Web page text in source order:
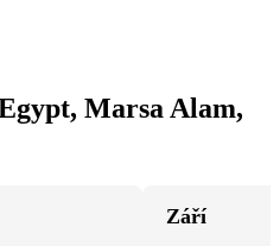
Marsa Alam,
Září